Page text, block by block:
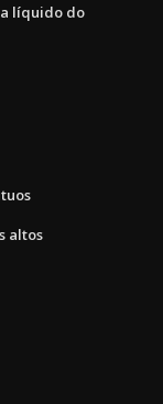
líquido do
altos